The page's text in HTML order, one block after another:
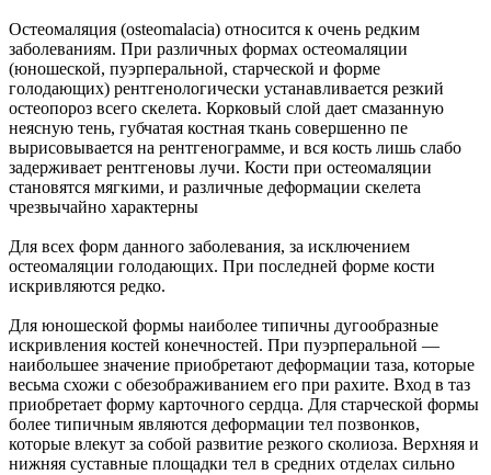
Остеомаляция (osteomalacia) относится к очень редким
заболеваниям. При различных формах остеомаляции
(юношеской, пуэрперальной, старческой и форме
голодающих) рентгенологически устанавливается резкий
остеопороз всего скелета. Корковый слой дает смазанную
неясную тень, губчатая костная ткань совершенно пе
вырисовывается на рентгенограмме, и вся кость лишь слабо
задерживает рентгеновы лучи. Кости при остеомаляции
становятся мягкими, и различные деформации скелета
чрезвычайно характерны
Для всех форм данного заболевания, за исключением
остеомаляции голодающих. При последней форме кости
искривляются редко.
Для юношеской формы наиболее типичны дугообразные
искривления костей конечностей. При пуэрперальной —
наибольшее значение приобретают деформации таза, которые
весьма схожи с обезображиванием его при рахите. Вход в таз
приобретает форму карточного сердца. Для старческой формы
более типичным являются деформации тел позвонков,
которые влекут за собой развитие резкого сколиоза. Верхняя и
нижняя суставные площадки тел в средних отделах сильно